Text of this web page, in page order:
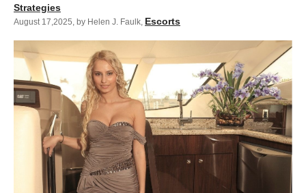
Strategies
August 17,2025 by Helen J. Faulk Escorts